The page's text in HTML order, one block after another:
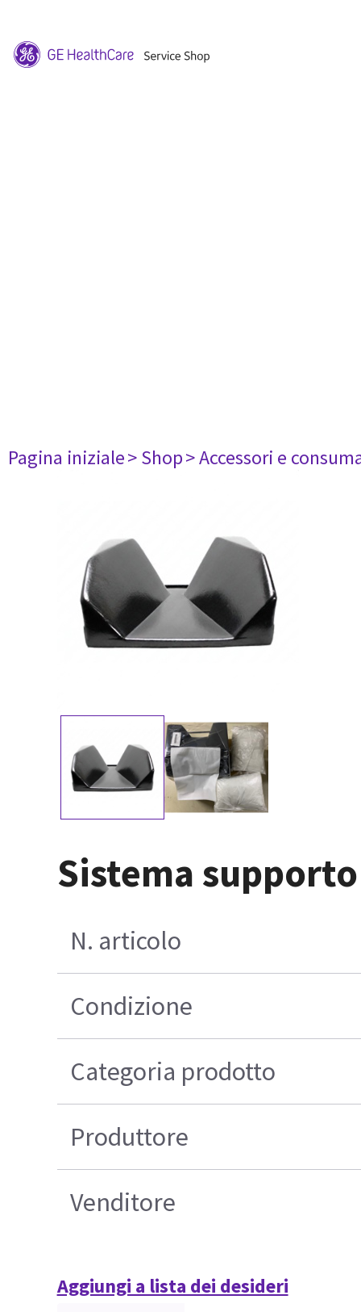
Pagina iniziale> Shop> Accessori e
Sistema
N. articolo
Condizione
Categoria prodotto
Produttore
Venditore
Aggiungi a lista dei desideri